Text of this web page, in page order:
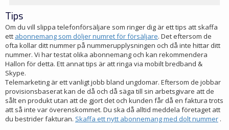
Tips
Om du vill slippa telefonförsäljare som ringer dig är ett tips att skaffa
ett abonnemang som döljer numret för försäljare. Det eftersom de
ofta kollar ditt nummer på nummerupplysningen och då inte hittar ditt
nummer. Vi har testat olika abonnemang och kan rekommendera
Hallon för detta. Ett annat tips är att ringa via mobilt bredband &
Skype.
Telemarketing är ett vanligt jobb bland ungdomar. Eftersom de jobbar
provisionsbaserat kan de då och då säga till sin arbetsgivare att de
sålt en produkt utan att de gjort det och kunden får då en faktura trots
att så inte var överenskommet. Du ska då alltid meddela företaget att
du bestrider fakturan. Skaffa ett nytt abonnemang med dolt nummer .